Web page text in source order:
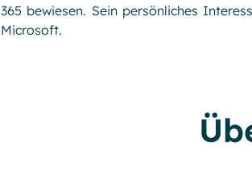
365 bewiesen. Sein persönliches
Microsoft.